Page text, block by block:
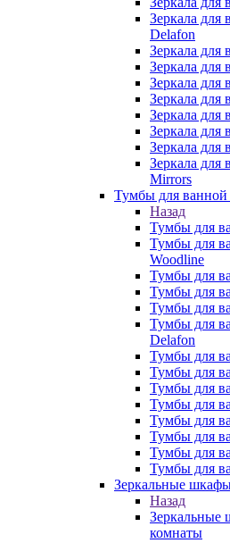
Зеркала для
Delafon
Зеркала для
Зеркала для
Зеркала для
Зеркала для
Зеркала для
Зеркала для
Зеркала для
Зеркала для
Mirrors
Тумбы для
Назад
Тумбы для
Тумбы для
Woodline
Тумбы для
Тумбы для
Тумбы для
Тумбы для
Delafon
Тумбы для
Тумбы для
Тумбы для
Тумбы для
Тумбы для
Тумбы для
Тумбы для
Тумбы для
Зеркальные
Назад
Зеркальные
комнаты